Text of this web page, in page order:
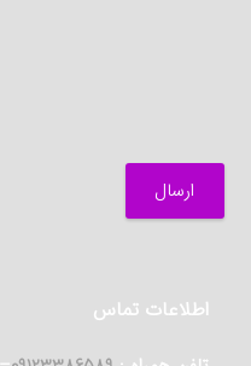
اطلاعات تماس